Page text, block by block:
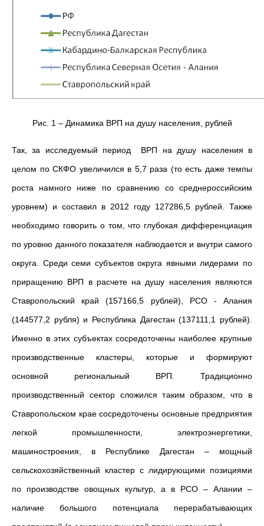
Рис. 1 – Динамика ВРП на душу населения, рублей
Так, за исследуемый период ВРП на душу населения в
целом по СКФО увеличился в 5,7 раза (то есть даже темпы
роста намного ниже по сравнению со среднероссийским
уровнем) и составил в 2012 году 127286,5 рублей. Также
необходимо говорить о том, что глубокая дифференциация
по уровню данного показателя наблюдается и внутри самого
округа. Среди семи субъектов округа явными лидерами по
приращению ВРП в расчете на душу населения являются
Ставропольский край (157166,5 рублей), РСО - Алания
(144577,2 рубля) и Республика Дагестан (137111,1 рублей).
Именно в этих субъектах сосредоточены наиболее крупные
производственные кластеры, которые и формируют
основной региональный ВРП. Традиционно
производственный сектор сложился таким образом, что в
Ставропольском крае сосредоточены основные предприятия
легкой промышленности, электроэнергетики,
машиностроения, в Республике Дагестан – мощный
сельскохозяйственный кластер с лидирующими позициями
по производстве овощных культур, а в РСО – Алании –
наличие большого потенциала перерабатывающих